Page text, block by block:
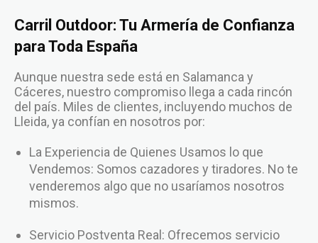
Carril Outdoor: Tu Armería de Confianza
para Toda España
Aunque nuestra sede está en Salamanca y
Cáceres, nuestro compromiso llega a cada rincón
del país. Miles de clientes, incluyendo muchos de
Lleida, ya confían en nosotros por:
La Experiencia de Quienes Usamos lo que
Vendemos: Somos cazadores y tiradores. No te
venderemos algo que no usaríamos nosotros
mismos.
Servicio Postventa Real: Ofrecemos servicio